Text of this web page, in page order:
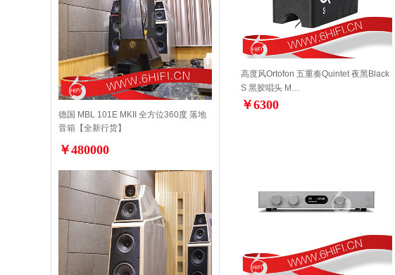
德国 MBL 101E MKII 全方位360度 落地
音箱【全新行货】
￥480000
高度风Ortofon 五重奏Quintet 夜黑Black
S 黑胶唱头 M…
￥6300